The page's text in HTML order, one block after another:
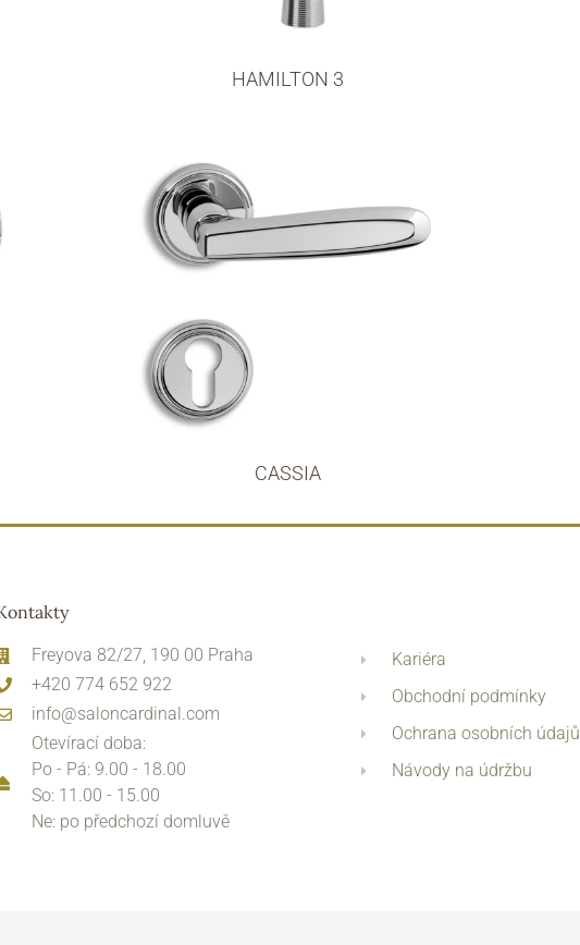
HAMILTON 3
CASSIA
Freyova 82/27, 190 00 Praha
+420 774 652 922
info@saloncardinal.com
Otevírací doba:
Po - Pá: 9.00 - 18.00
So: 11.00 - 15.00
Ne: po předchozí domluvě
Kariéra
Obchodní podmínky
Ochrana osobních údajů
Návody na údržbu